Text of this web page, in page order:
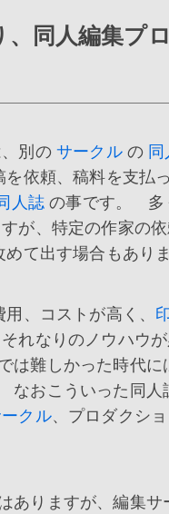
、同人編集プ
別の サークルの
を依頼、稿料を支払
人誌 の事です。
が、特定の作家の
て出す場合もあり
用、コストが高く、
れなりのノウハウ
は難しかった時代に
なおこういった同人
クル、プロダクシ
ありますが、編集